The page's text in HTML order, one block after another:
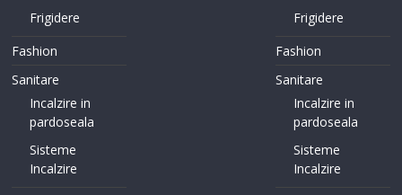
Frigidere
Fashion
Sanitare
Incalzire in
pardoseala
Sisteme
Incalzire
Frigidere
Fashion
Sanitare
Incalzire in
pardoseala
Sisteme
Incalzire